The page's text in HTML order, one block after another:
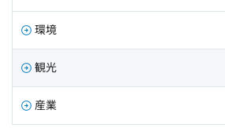
環境
観光
産業